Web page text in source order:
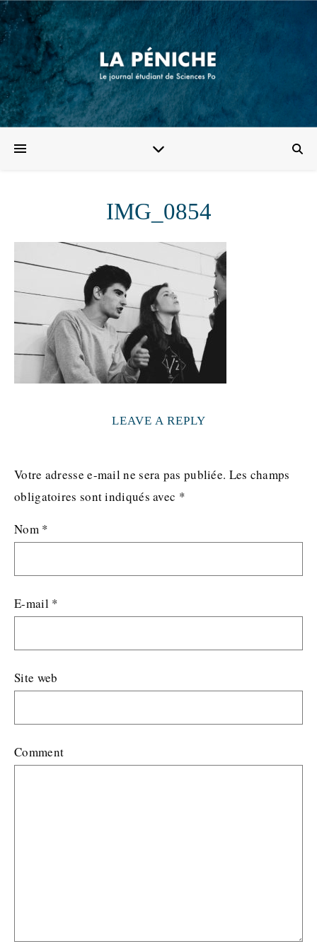
IMG_0854
LEAVE A REPLY
Votre adresse e-mail ne sera pas publiée. Les champs
obligatoires sont indiqués avec *
Nom *
E-mail *
Site web
Comment